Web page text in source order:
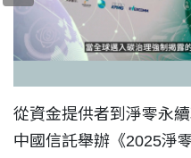
從資金提供者到淨零永續
中國信託舉辦《2025淨